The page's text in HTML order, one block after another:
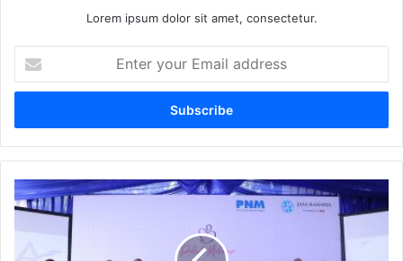
Lorem ipsum dolor sit amet, consectetur.
your
Email
Tingkatkan
Keselamatan
Pengendara